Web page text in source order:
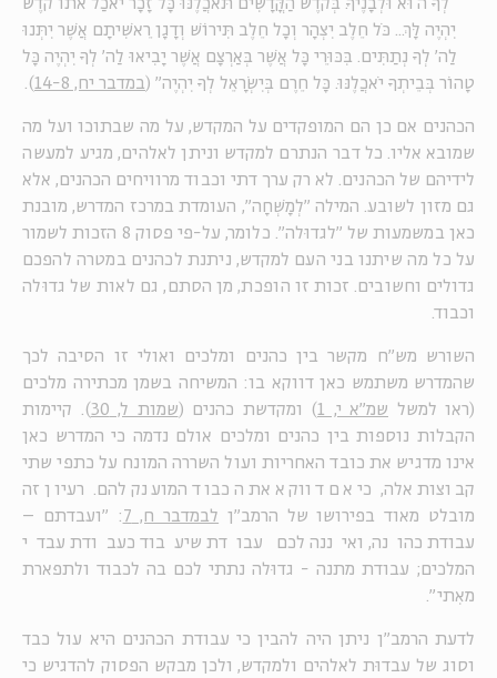
לְךָ הוּא וּלְבָנֶיךָ. בְּקֹדֶשׁ הַקֳּדָשִׁים תֹּאכֲלֶנּוּ כָּל זָכָר יֹאכַל אֹתוֹ קֹדֶשׁ
יִהְיֶה לָּךְ... כֹּל חֵלֶב יִצְהָר וְכָל חֵלֶב תִּירוֹשׁ וְדָגָן רֵאשִׁיתָם אֲשֶׁר יִתְּנוּ
לַה' לְךָ נְתַתִּים. בִּכּוּרֵי כָּל אֲשֶׁר בְּאַרְצָם אֲשֶׁר יָבִיאוּ לַה' לְךָ יִהְיֶה כָּל
טָהוֹר בְּבֵיתְךָ יֹאכֲלֶנּוּ. כָּל חֵרֶם בְּיִשְׂרָאֵל לְךָ יִהְיֶה" ( במדבר יח, 14-8 ).
הכהנים אם כן הם המופקדים על המקדש, על מה שבתוכו ועל מה
שמובא אליו. כל דבר הנתרם למקדש וניתן לאלהים, מגיע למעשה
לידיהם של הכהנים. לא רק ערך דתי וכבוד מרוויחים הכהנים, אלא
גם מזון לשובע. המילה "לְמָשְׁחָה", העומדת במרכז המדרש, מובנת
כאן במשמעות של "לגדוּלה". כלומר, על-פי פסוק 8 הזכות לשמור
על כל מה שיתנו בני העם למקדש, ניתנת לכהנים במטרה להפכם
גדולים וחשובים. זכות זו הופכת, מן הסתם, גם לאות של גדוּלה
וכבוד.
השורש מש"ח מקשר בין כהנים ומלכים ואולי זו הסיבה לכך
שהמדרש משתמש כאן דווקא בו: המשיחה בשמן מכתירה מלכים
(ראו למשל שמ"א י, 1 ) ומקדשת כהנים ( שמות ל, 30
). קיימות
הקבלות נוספות בין כהנים ומלכים אולם נדמה כי המדרש כאן
אינו מדגיש את כובד האחריות ועול השררה המונח על כתפי שתי
קבוצות אלה, כי אם דווקא את הכבוד המוענק להם. רעיון זה
מובלט מאוד בפירושו של הרמב"ן לבמדבר ח, 7
: "ועבדתם –
עבודת כהונה, ואיננה לכם עבודת שיעבוד כעבודת עבדי
המלכים; עבודת מתנה - גדוּלה נתתי לכם בה לכבוד ולתפארת
מאִתי".
לדעת הרמב"ן ניתן היה להבין כי עבודת הכהנים היא עול כבד
וסוג של עבדוּת לאלהים ולמקדש, ולכן מבקש הפסוק להדגיש כי